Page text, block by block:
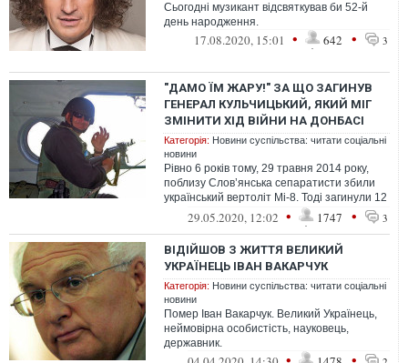
Сьогодні музикант відсвяткував би 52-й
день народження.
17.08.2020, 15:01 • 642 • 3
"ДАМО ЇМ ЖАРУ!" ЗА ЩО ЗАГИНУВ
ГЕНЕРАЛ КУЛЬЧИЦЬКИЙ, ЯКИЙ МІГ
ЗМІНИТИ ХІД ВІЙНИ НА ДОНБАСІ
Категорія: Новини суспільства: читати соціальні
новини
Рівно 6 років тому, 29 травня 2014 року,
поблизу Слов’янська сепаратисти збили
український вертоліт Мі-8. Тоді загинули 12
воїнів Нацгвардії та колишн...
29.05.2020, 12:02 • 1747 • 3
ВІДІЙШОВ З ЖИТТЯ ВЕЛИКИЙ
УКРАЇНЕЦЬ ІВАН ВАКАРЧУК
Категорія: Новини суспільства: читати соціальні
новини
Помер Іван Вакарчук. Великий Українець,
неймовірна особистість, науковець,
державник.